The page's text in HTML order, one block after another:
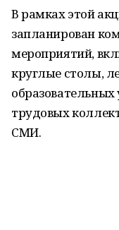
В рамках этой
запланирован
мероприятий,
круглые столы,
трудовых
СМИ.